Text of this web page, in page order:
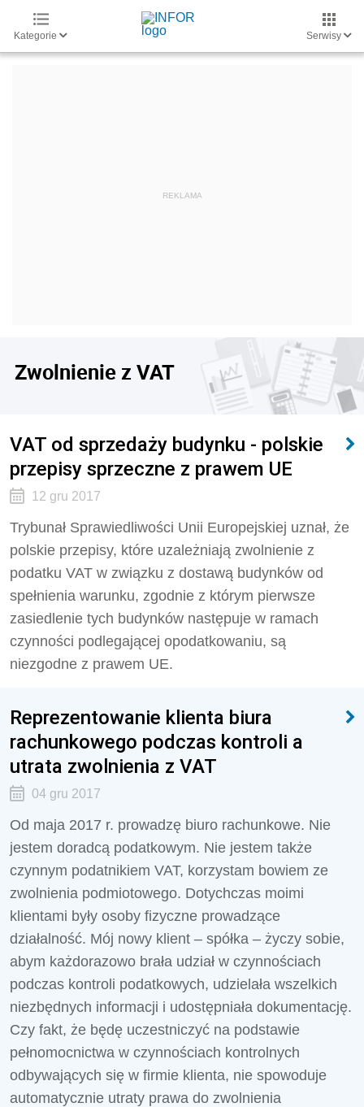
Kategorie Serwisy
Zwolnienie z VAT
VAT od sprzedaży budynku - polskie
przepisy sprzeczne z prawem UE
12 gru 2017
Trybunał Sprawiedliwości Unii Europejskiej uznał, że
polskie przepisy, które uzależniają zwolnienie z
podatku VAT w związku z dostawą budynków od
spełnienia warunku, zgodnie z którym pierwsze
zasiedlenie tych budynków następuje w ramach
czynności podlegającej opodatkowaniu, są
niezgodne z prawem UE.
Reprezentowanie klienta biura
rachunkowego podczas kontroli a
utrata zwolnienia z VAT
04 gru 2017
Od maja 2017 r. prowadzę biuro rachunkowe. Nie
jestem doradcą podatkowym. Nie jestem także
czynnym podatnikiem VAT, korzystam bowiem ze
zwolnienia podmiotowego. Dotychczas moimi
klientami były osoby fizyczne prowadzące
działalność. Mój nowy klient – spółka – życzy sobie,
abym każdorazowo brała udział w czynnościach
podczas kontroli podatkowych, udzielała wszelkich
niezbędnych informacji i udostępniała dokumentację.
Czy fakt, że będę uczestniczyć na podstawie
pełnomocnictwa w czynnościach kontrolnych
odbywających się w firmie klienta, nie spowoduje
automatycznie utraty prawa do zwolnienia